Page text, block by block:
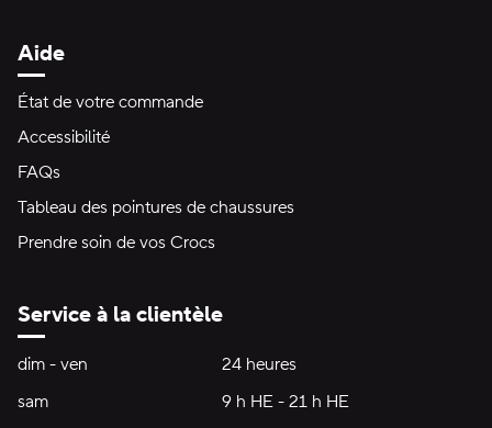
Aide
État de votre commande
Accessibilité
FAQs
Tableau des pointures de chaussures
Prendre soin de vos Crocs
Service à la clientèle
Heures d'ouverture:
dim - ven dimanche à vendredi24 heures24 heures
sam
9 h HE - 21 h HE9 h HE - 21 h HE